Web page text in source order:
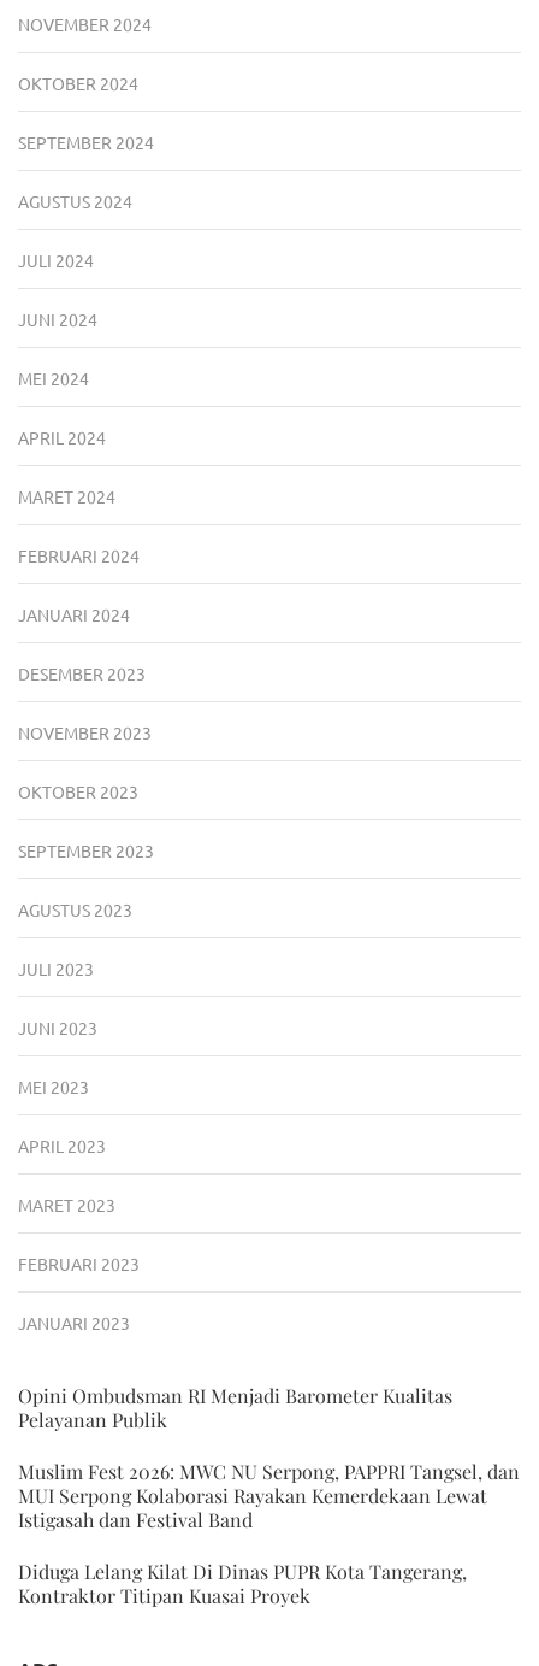
NOVEMBER 2024
OKTOBER 2024
SEPTEMBER 2024
AGUSTUS 2024
JULI 2024
JUNI 2024
MEI 2024
APRIL 2024
MARET 2024
FEBRUARI 2024
JANUARI 2024
DESEMBER 2023
NOVEMBER 2023
OKTOBER 2023
SEPTEMBER 2023
AGUSTUS 2023
JULI 2023
JUNI 2023
MEI 2023
APRIL 2023
MARET 2023
FEBRUARI 2023
JANUARI 2023
Opini Ombudsman RI Menjadi Barometer Kualitas
Pelayanan Publik
Muslim Fest 2026: MWC NU Serpong, PAPPRI Tangsel, dan
MUI Serpong Kolaborasi Rayakan Kemerdekaan Lewat
Istigasah dan Festival Band
Diduga Lelang Kilat Di Dinas PUPR Kota Tangerang,
Kontraktor Titipan Kuasai Proyek